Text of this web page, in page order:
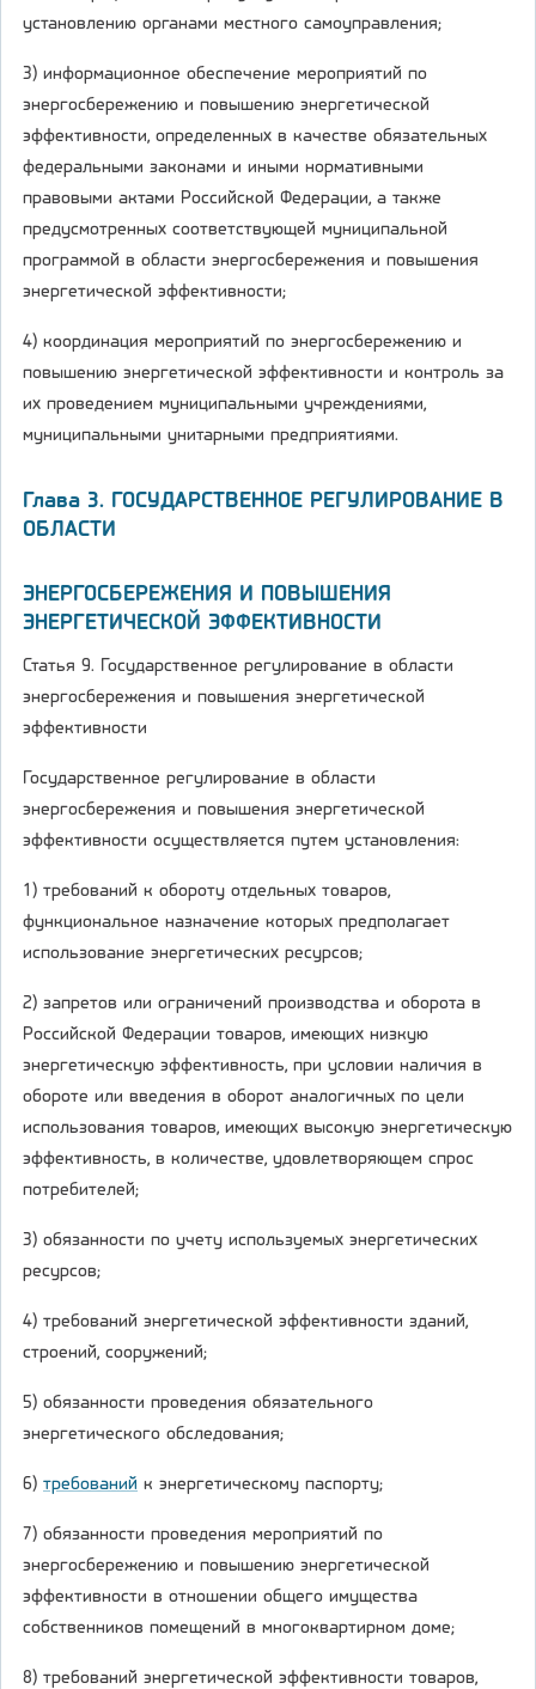
установлению органами местного самоуправления;
3) информационное обеспечение мероприятий по
энергосбережению и повышению энергетической
эффективности, определенных в качестве обязательных
федеральными законами и иными нормативными
правовыми актами Российской Федерации, а также
предусмотренных соответствующей муниципальной
программой в области энергосбережения и повышения
энергетической эффективности;
4) координация мероприятий по энергосбережению и
повышению энергетической эффективности и контроль за
их проведением муниципальными учреждениями,
муниципальными унитарными предприятиями.
Глава 3. ГОСУДАРСТВЕННОЕ РЕГУЛИРОВАНИЕ В
ОБЛАСТИ
ЭНЕРГОСБЕРЕЖЕНИЯ И ПОВЫШЕНИЯ
ЭНЕРГЕТИЧЕСКОЙ ЭФФЕКТИВНОСТИ
Статья 9. Государственное регулирование в области
энергосбережения и повышения энергетической
эффективности
Государственное регулирование в области
энергосбережения и повышения энергетической
эффективности осуществляется путем установления:
1) требований к обороту отдельных товаров,
функциональное назначение которых предполагает
использование энергетических ресурсов;
2) запретов или ограничений производства и оборота в
Российской Федерации товаров, имеющих низкую
энергетическую эффективность, при условии наличия в
обороте или введения в оборот аналогичных по цели
использования товаров, имеющих высокую энергетическую
эффективность, в количестве, удовлетворяющем спрос
потребителей;
3) обязанности по учету используемых энергетических
ресурсов;
4) требований энергетической эффективности зданий,
строений, сооружений;
5) обязанности проведения обязательного
энергетического обследования;
6) требований к энергетическому паспорту;
7) обязанности проведения мероприятий по
энергосбережению и повышению энергетической
эффективности в отношении общего имущества
собственников помещений в многоквартирном доме;
8) требований энергетической эффективности товаров,